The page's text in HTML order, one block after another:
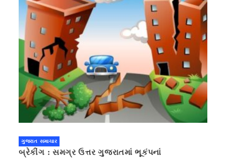
ગુજરાત સમાચાર
બ્રેકીંગ : સમગ્ર ઉત્તર ગુજરાતમાં ભૂકંપનાં